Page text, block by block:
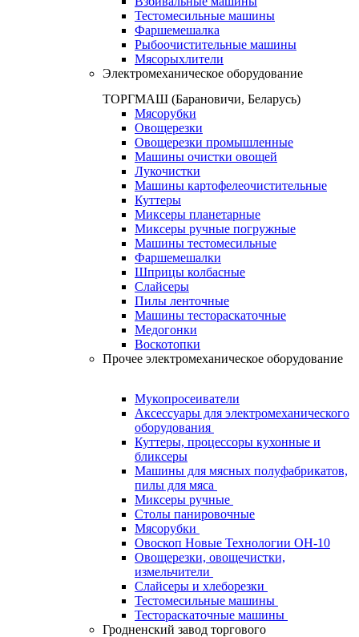
Тестомесильные машины
Фаршемешалка
Рыбоочистительные машины
Мясорыхлители
Электромеханическое оборудование
ТОРГМАШ (Барановичи, Беларусь)
Мясорубки
Овощерезки
Овощерезки промышленные
Машины очистки овощей
Лукочистки
Машины картофелеочистительные
Куттеры
Миксеры планетарные
Миксеры ручные погружные
Машины тестомесильные
Фаршемешалки
Шприцы колбасные
Слайсеры
Пилы ленточные
Машины тестораскаточные
Медогонки
Воскотопки
Прочее электромеханическое оборудование
Мукопросеиватели
Аксессуары для электромеханического
оборудования
Куттеры, процессоры кухонные и
бликсеры
Машины для мясных полуфабрикатов,
пилы для мяса
Миксеры ручные
Столы панировочные
Мясорубки
Овоскоп Новые Технологии ОН-10
Овощерезки, овощечистки,
измельчители
Слайсеры и хлеборезки
Тестомесильные машины
Тестораскаточные машины
Гродненский завод торгового